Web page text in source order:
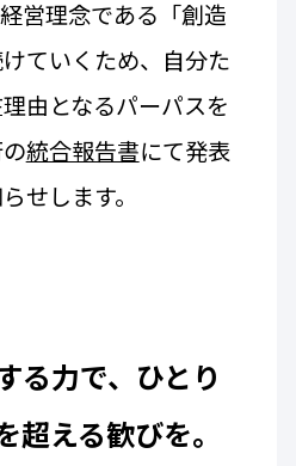
営理念である「創造
ていくため、自分た
由となるパーパスを
統合報告書にて発表
せします。
る力で、ひとり
超える歓びを。